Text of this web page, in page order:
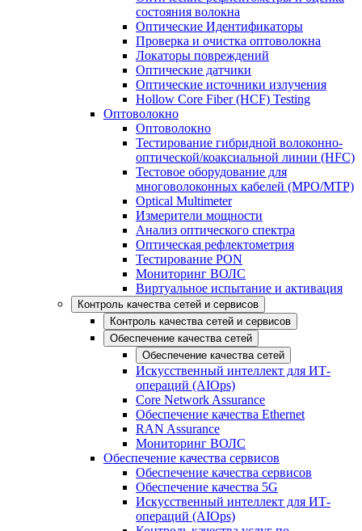
состояния волокна
Оптические Идентификаторы
Проверка и очистка оптоволокна
Локаторы повреждений
Оптические датчики
Оптические источники излучения
Hollow Core Fiber (HCF) Testing
Оптоволокно
Оптоволокно
Тестирование гибридной волоконно-
оптической/коаксиальной линии (HFC)
Тестовое оборудование для
многоволоконных кабелей (MPO/MTP)
Optical Multimeter
Измерители мощности
Анализ оптического спектра
Оптическая рефлектометрия
Тестирование PON
Мониторинг ВОЛС
Виртуальное испытание и активация
Контроль качества сетей и сервисов
Контроль качества сетей и сервисов
Обеспечение качества сетей
Обеспечение качества сетей
Искусственный интеллект для ИТ-
операций (AIOps)
Core Network Assurance
Обеспечение качества Ethernet
RAN Assurance
Мониторинг ВОЛС
Обеспечение качества сервисов
Обеспечение качества сервисов
Обеспечение качества 5G
Искусственный интеллект для ИТ-
операций (AIOps)